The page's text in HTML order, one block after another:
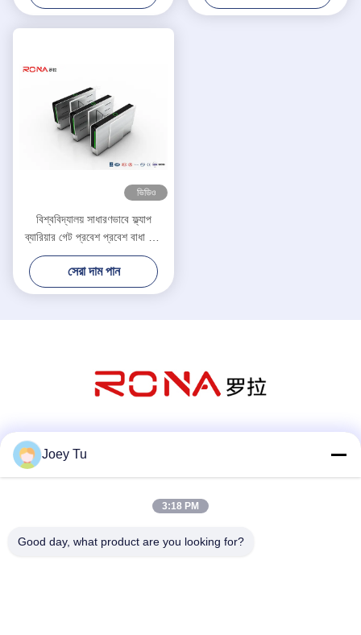
ভিডিও
বিশ্ববিদ্যালয় সাধারণভাবে ফ্ল্যাপ
ব্যারিয়ার গেট প্রবেশ প্রবেশ বাধা গেট
টার্নস্টাইল ফেস স্বীকৃতি / কার্ড রিডার
সেরা দাম পান
টেলিফোন
Joey Tu
3:18 PM
Good day, what product are you looking for?